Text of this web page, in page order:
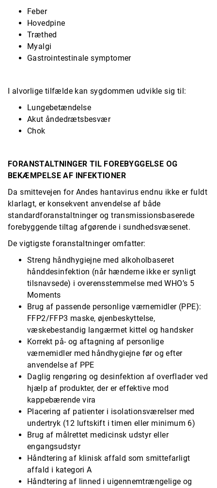
Feber
Hovedpine
Træthed
Myalgi
Gastrointestinale symptomer
I alvorlige tilfælde kan sygdommen udvikle sig til:
Lungebetændelse
Akut åndedrætsbesvær
Chok
FORANSTALTNINGER TIL FOREBYGGELSE OG
BEKÆMPELSE AF INFEKTIONER
Da smittevejen for Andes hantavirus endnu ikke er fuldt
klarlagt, er konsekvent anvendelse af både
standardforanstaltninger og transmissionsbaserede
forebyggende tiltag afgørende i sundhedsvæsenet.
De vigtigste foranstaltninger omfatter:
Streng håndhygiejne med alkoholbaseret
hånddesinfektion (når hænderne ikke er synligt
tilsnavsede) i overensstemmelse med WHO’s 5
Moments
Brug af passende personlige værnemidler (PPE):
FFP2/FFP3 maske, øjenbeskyttelse,
væskebestandig langærmet kittel og handsker
Korrekt på- og aftagning af personlige
værnemidler med håndhygiejne før og efter
anvendelse af PPE
Daglig rengøring og desinfektion af overflader ved
hjælp af produkter, der er effektive mod
kappebærende vira
Placering af patienter i isolationsværelser med
undertryk (12 luftskift i timen eller minimum 6)
Brug af målrettet medicinsk udstyr eller
engangsudstyr
Håndtering af klinisk affald som smittefarligt
affald i kategori A
Håndtering af linned i uigennemtrængelige og